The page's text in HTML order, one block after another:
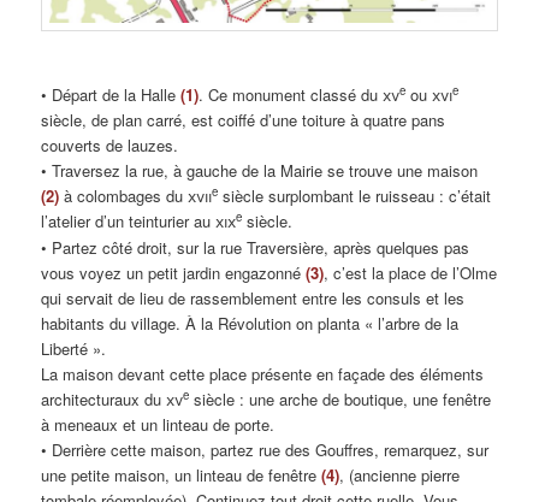
• Départ de la Halle(1). Ce monument classé duxve ouxvie
siècle, de plan carré, est coiffé d’une toiture à quatre pans
couverts de lauzes.
• Traversez la rue, à gauche de la Mairie se trouve une maison
(2) à colombages duxviie siècle surplombant le ruisseau : c’était
l’atelier d’un teinturier auxixe siècle.
• Partez côté droit, sur la rue Traversière, après quelques pas
vous voyez un petit jardin engazonné(3), c’est la place de l’Olme
qui servait de lieu de rassemblement entre les consuls et les
habitants du village. À la Révolution on planta « l’arbre de la
Liberté ».
La maison devant cette place présente en façade des éléments
architecturaux duxve siècle : une arche de boutique, une fenêtre
à meneaux et un linteau de porte.
• Derrière cette maison, partez rue des Gouffres, remarquez, sur
une petite maison, un linteau de fenêtre(4), (ancienne pierre